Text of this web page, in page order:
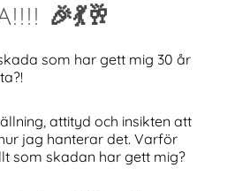
🎉💃🥂
som har gett mig 30 år
attityd och insikten att
jag hanterar det. Varför
som skadan har gett mig?